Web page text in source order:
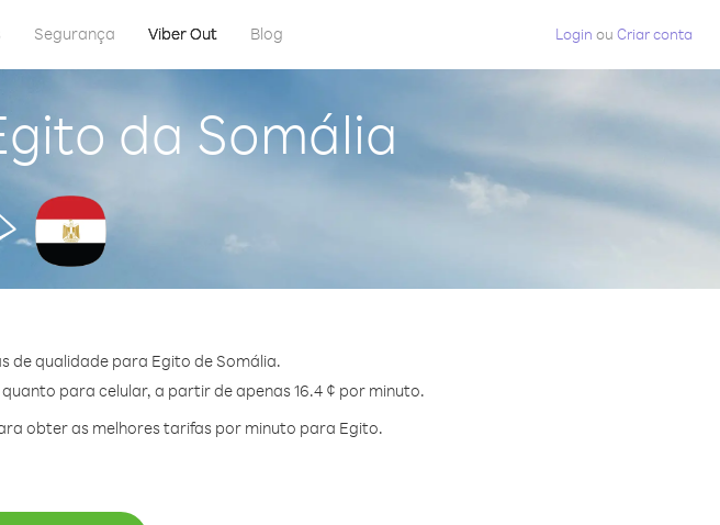
Segurança Viber Out Blog Login ou Criar conta
da Somália
de qualidade para Egito de Somália.
para celular, a partir de apenas 16.4 ¢ por minuto.
obter as melhores tarifas por minuto para Egito.